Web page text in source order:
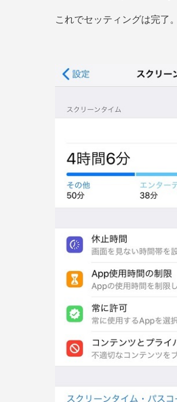
これでセッティングは完了